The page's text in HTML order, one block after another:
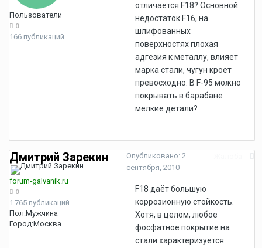
Пользователи
0
166 публикаций
отличается F18? Основной
недостаток F16, на
шлифованных
поверхностях плохая
адгезия к металлу, влияет
марка стали, чугун кроет
превосходно. В F-95 можно
покрывать в барабане
мелкие детали?
Дмитрий Зарекин
forum-galvanik.ru
0
1 765 публикаций
Пол:Мужчина
Город:Москва
Опубликовано: 2
сентября, 2010
F18 даёт большую
коррозионную стойкость.
Хотя, в целом, любое
фосфатное покрытие на
стали характеризуется